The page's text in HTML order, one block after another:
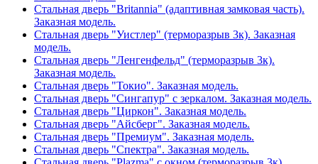
Стальная дверь "Britannia" (адаптивная замковая часть).
Заказная модель.
Стальная дверь "Уистлер" (терморазрыв 3к). Заказная
модель.
Стальная дверь "Ленгенфельд" (терморазрыв 3к).
Заказная модель.
Стальная дверь "Токио". Заказная модель.
Стальная дверь "Сингапур" с зеркалом. Заказная модель.
Стальная дверь "Циркон". Заказная модель.
Стальная дверь "Айсберг". Заказная модель.
Стальная дверь "Премиум". Заказная модель.
Стальная дверь "Спектра". Заказная модель.